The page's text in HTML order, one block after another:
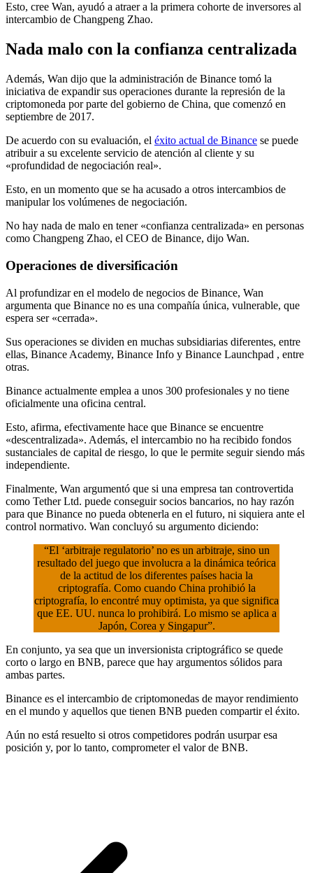
Esto, cree Wan, ayudó a atraer a la primera cohorte de inversores al
intercambio de Changpeng Zhao.
Nada malo con la confianza centralizada
Además, Wan dijo que la administración de Binance tomó la
iniciativa de expandir sus operaciones durante la represión de la
criptomoneda por parte del gobierno de China, que comenzó en
septiembre de 2017.
De acuerdo con su evaluación, el éxito actual de Binance se puede
atribuir a su excelente servicio de atención al cliente y su
«profundidad de negociación real».
Esto, en un momento que se ha acusado a otros intercambios de
manipular los volúmenes de negociación.
No hay nada de malo en tener «confianza centralizada» en personas
como Changpeng Zhao, el CEO de Binance, dijo Wan.
Operaciones de diversificación
Al profundizar en el modelo de negocios de Binance, Wan
argumenta que Binance no es una compañía única, vulnerable, que
espera ser «cerrada».
Sus operaciones se dividen en muchas subsidiarias diferentes, entre
ellas, Binance Academy, Binance Info y Binance Launchpad , entre
otras.
Binance actualmente emplea a unos 300 profesionales y no tiene
oficialmente una oficina central.
Esto, afirma, efectivamente hace que Binance se encuentre
«descentralizada». Además, el intercambio no ha recibido fondos
sustanciales de capital de riesgo, lo que le permite seguir siendo más
independiente.
Finalmente, Wan argumentó que si una empresa tan controvertida
como Tether Ltd. puede conseguir socios bancarios, no hay razón
para que Binance no pueda obtenerla en el futuro, ni siquiera ante el
control normativo. Wan concluyó su argumento diciendo:
“El ‘arbitraje regulatorio’ no es un arbitraje, sino un
resultado del juego que involucra a la dinámica teórica
de la actitud de los diferentes países hacia la
criptografía. Como cuando China prohibió la
criptografía, lo encontré muy optimista, ya que significa
que EE. UU. nunca lo prohibirá. Lo mismo se aplica a
Japón, Corea y Singapur”.
En conjunto, ya sea que un inversionista criptográfico se quede
corto o largo en BNB, parece que hay argumentos sólidos para
ambas partes.
Binance es el intercambio de criptomonedas de mayor rendimiento
en el mundo y aquellos que tienen BNB pueden compartir el éxito.
Aún no está resuelto si otros competidores podrán usurpar esa
posición y, por lo tanto, comprometer el valor de BNB.